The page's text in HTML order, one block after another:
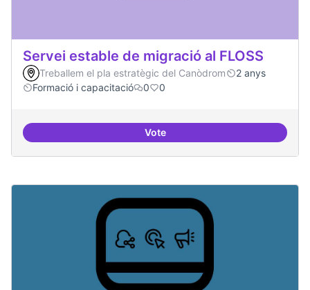
Servei estable de migració al FLOSS
Treballem el pla estratègic del Canòdrom
2 anys
Formació i capacitació
0 0
VoteServei estable de migració al